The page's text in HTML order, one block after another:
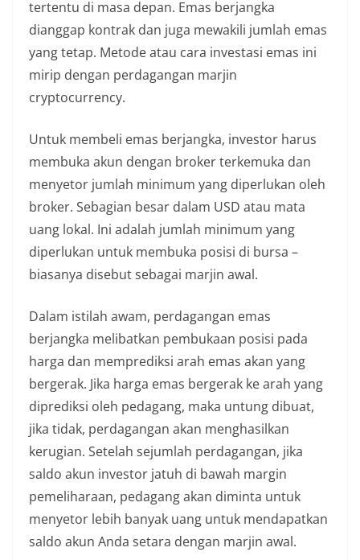
tertentu di masa depan. Emas berjangka
dianggap kontrak dan juga mewakili jumlah emas
yang tetap. Metode atau cara investasi emas ini
mirip dengan perdagangan marjin
cryptocurrency.
Untuk membeli emas berjangka, investor harus
membuka akun dengan broker terkemuka dan
menyetor jumlah minimum yang diperlukan oleh
broker. Sebagian besar dalam USD atau mata
uang lokal. Ini adalah jumlah minimum yang
diperlukan untuk membuka posisi di bursa –
biasanya disebut sebagai marjin awal.
Dalam istilah awam, perdagangan emas
berjangka melibatkan pembukaan posisi pada
harga dan memprediksi arah emas akan yang
bergerak. Jika harga emas bergerak ke arah yang
diprediksi oleh pedagang, maka untung dibuat,
jika tidak, perdagangan akan menghasilkan
kerugian. Setelah sejumlah perdagangan, jika
saldo akun investor jatuh di bawah margin
pemeliharaan, pedagang akan diminta untuk
menyetor lebih banyak uang untuk mendapatkan
saldo akun Anda setara dengan marjin awal.